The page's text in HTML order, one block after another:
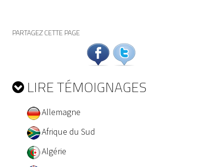
PARTAGEZ CETTE PAGE
LIRE TÉMOIGNAGES
Allemagne
Afrique du Sud
Algérie